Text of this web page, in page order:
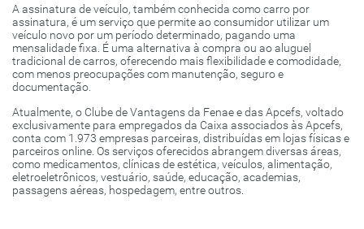
A assinatura de veículo, também conhecida como carro por
assinatura, é um serviço que permite ao consumidor utilizar um
veículo novo por um período determinado, pagando uma
mensalidade fixa. É uma alternativa à compra ou ao aluguel
tradicional de carros, oferecendo mais flexibilidade e comodidade,
com menos preocupações com manutenção, seguro e
documentação.
Atualmente, o Clube de Vantagens da Fenae e das Apcefs, voltado
exclusivamente para empregados da Caixa associados às Apcefs,
conta com 1.973 empresas parceiras, distribuídas em lojas físicas e
parceiros online. Os serviços oferecidos abrangem diversas áreas,
como medicamentos, clínicas de estética, veículos, alimentação,
eletroeletrônicos, vestuário, saúde, educação, academias,
passagens aéreas, hospedagem, entre outros.